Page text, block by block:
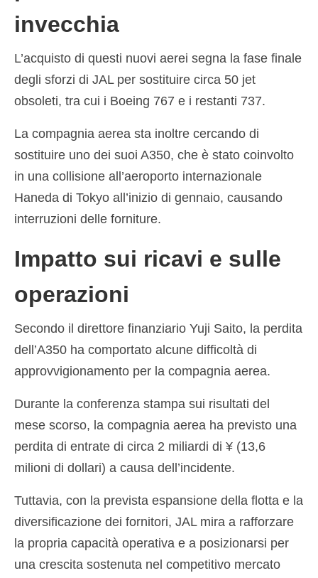
invecchia
L’acquisto di questi nuovi aerei segna la fase finale
degli sforzi di JAL per sostituire circa 50 jet
obsoleti, tra cui i Boeing 767 e i restanti 737.
La compagnia aerea sta inoltre cercando di
sostituire uno dei suoi A350, che è stato coinvolto
in una collisione all’aeroporto internazionale
Haneda di Tokyo all’inizio di gennaio, causando
interruzioni delle forniture.
Impatto sui ricavi e sulle
operazioni
Secondo il direttore finanziario Yuji Saito, la perdita
dell’A350 ha comportato alcune difficoltà di
approvvigionamento per la compagnia aerea.
Durante la conferenza stampa sui risultati del
mese scorso, la compagnia aerea ha previsto una
perdita di entrate di circa 2 miliardi di ¥ (13,6
milioni di dollari) a causa dell’incidente.
Tuttavia, con la prevista espansione della flotta e la
diversificazione dei fornitori, JAL mira a rafforzare
la propria capacità operativa e a posizionarsi per
una crescita sostenuta nel competitivo mercato